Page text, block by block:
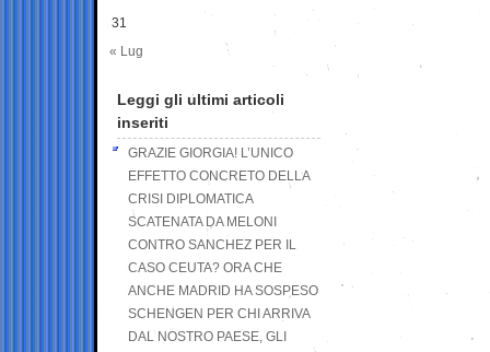
31
« Lug
Leggi gli ultimi articoli
inseriti
GRAZIE GIORGIA! L’UNICO
EFFETTO CONCRETO DELLA
CRISI DIPLOMATICA
SCATENATA DA MELONI
CONTRO SANCHEZ PER IL
CASO CEUTA? ORA CHE
ANCHE MADRID HA SOSPESO
SCHENGEN PER CHI ARRIVA
DAL NOSTRO PAESE, GLI